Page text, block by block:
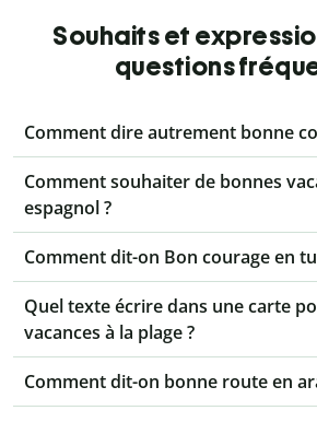
Souhaits et
questions
Comment dire autrement bonne
Comment souhaiter de bonnes
espagnol ?
Comment dit-on Bon courage en
Quel texte écrire dans une carte
vacances à la plage ?
Comment dit-on bonne route en